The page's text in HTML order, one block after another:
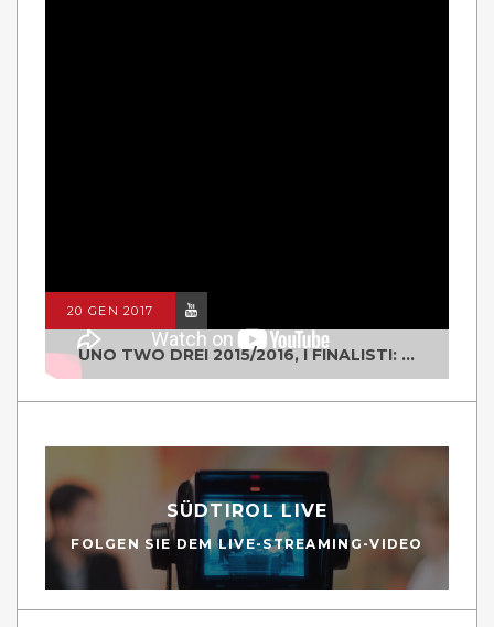
20 GEN 2017
UNO TWO DREI 2015/2016, I FINALISTI: CLASSE IV ALS ISTITUTO "DEGASPERI" BORGO VALSUGANA
SÜDTIROL LIVE
FOLGEN SIE DEM LIVE-STREAMING-VIDEO